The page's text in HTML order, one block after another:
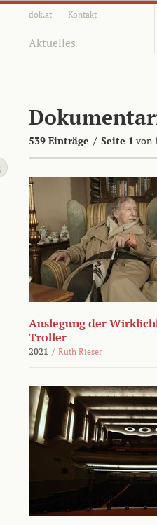
dok.at Kontakt
Aktuelles
539 Einträge / Seite 1 von
Auslegung der
Troller
2021 / Ruth Rieser